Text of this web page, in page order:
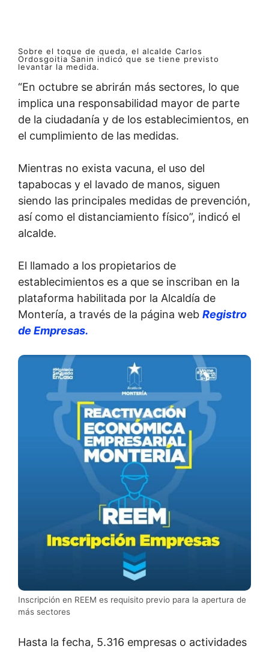
Sobre el toque de queda, el alcalde Carlos
Ordosgoitia Sanin indicó que se tiene previsto
levantar la medida.
“En octubre se abrirán más sectores, lo que
implica una responsabilidad mayor de parte
de la ciudadanía y de los establecimientos, en
el cumplimiento de las medidas.
Mientras no exista vacuna, el uso del
tapabocas y el lavado de manos, siguen
siendo las principales medidas de prevención,
así como el distanciamiento físico”, indicó el
alcalde.
El llamado a los propietarios de
establecimientos es a que se inscriban en la
plataforma habilitada por la Alcaldía de
Montería, a través de la página web Registro
de Empresas.
Inscripción en REEM es requisito previo para la apertura de
más sectores
Hasta la fecha, 5.316 empresas o actividades